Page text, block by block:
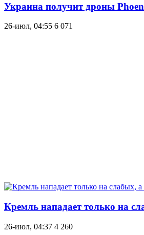
Украина получит дроны
26-июл, 04:55 6 071
Кремль нападает только на
26-июл, 04:37 4 260